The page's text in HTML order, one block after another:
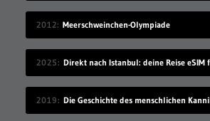
2012 Meerschweinchen-Olympiade
2025
2019